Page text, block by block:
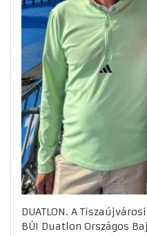
DUATLON. A
BÚI Duatlon Országos